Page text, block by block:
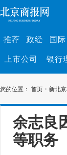
推荐 政经 国际
上市公司 银行
您的位置： 首页 > 新北
余志良
等职务